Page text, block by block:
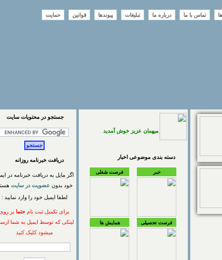
تماس با ما درباره ما تبلیغات پیوندها قوانین حمایت
میهمان عزیز خوش آمدید
دسته بندی موضوعی اخبار
فرصت شغلی
فرصت تحصیلی همایش ها
جستجو در محتويات سايت
دریافت خبرنامه روزانه
اگر مایل به دریافت خبرنامه در ایمیل
خود بدونعضویت در سایتهستید
لطفا ایمیل خود را وارد نمایید :
برای تکمیل ثبت نام حتمابر روی
لینکی که توسط ایمیل به شما ارسال
میشود کلیک کنید